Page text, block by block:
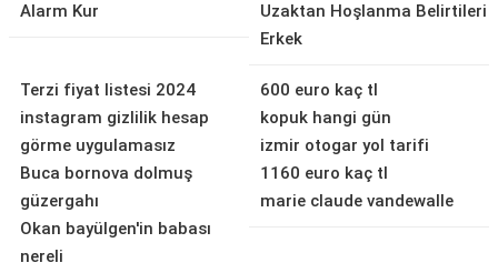
Alarm Kur
Uzaktan Hoşlanma Belirtileri
Erkek
Terzi fiyat listesi 2024
instagram gizlilik hesap
görme uygulamasız
Buca bornova dolmuş
güzergahı
Okan bayülgen'in babası
nereli
600 euro kaç tl
kopuk hangi gün
izmir otogar yol tarifi
1160 euro kaç tl
marie claude vandewalle